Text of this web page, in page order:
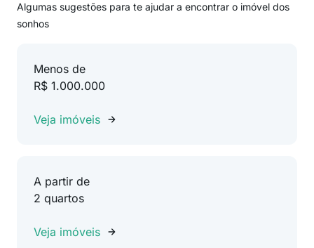
Algumas sugestões para te ajudar a encontrar o imóvel dos
sonhos
Menos de
R$ 1.000.000
Veja imóveis
A partir de
2 quartos
Veja imóveis